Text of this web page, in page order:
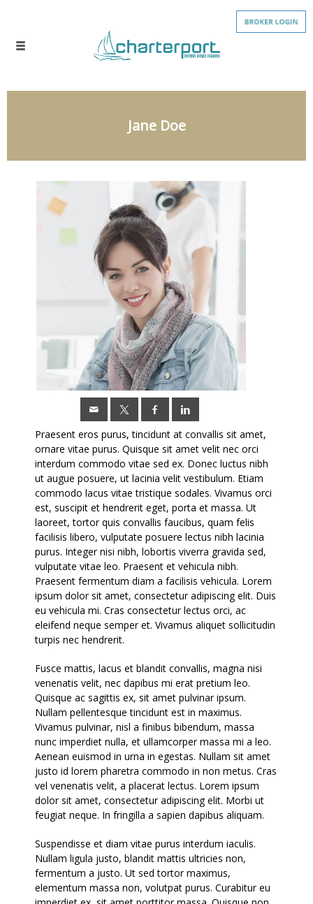
Jane Doe
Praesent eros purus, tincidunt at convallis sit amet,
ornare vitae purus. Quisque sit amet velit nec orci
interdum commodo vitae sed ex. Donec luctus nibh
ut augue posuere, ut lacinia velit vestibulum. Etiam
commodo lacus vitae tristique sodales. Vivamus orci
est, suscipit et hendrerit eget, porta et massa. Ut
laoreet, tortor quis convallis faucibus, quam felis
facilisis libero, vulputate posuere lectus nibh lacinia
purus. Integer nisi nibh, lobortis viverra gravida sed,
vulputate vitae leo. Praesent et vehicula nibh.
Praesent fermentum diam a facilisis vehicula. Lorem
ipsum dolor sit amet, consectetur adipiscing elit. Duis
eu vehicula mi. Cras consectetur lectus orci, ac
eleifend neque semper et. Vivamus aliquet sollicitudin
turpis nec hendrerit.
Fusce mattis, lacus et blandit convallis, magna nisi
venenatis velit, nec dapibus mi erat pretium leo.
Quisque ac sagittis ex, sit amet pulvinar ipsum.
Nullam pellentesque tincidunt est in maximus.
Vivamus pulvinar, nisl a finibus bibendum, massa
nunc imperdiet nulla, et ullamcorper massa mi a leo.
Aenean euismod in urna in egestas. Nullam sit amet
justo id lorem pharetra commodo in non metus. Cras
vel venenatis velit, a placerat lectus. Lorem ipsum
dolor sit amet, consectetur adipiscing elit. Morbi ut
feugiat neque. In fringilla a sapien dapibus aliquam.
Suspendisse et diam vitae purus interdum iaculis.
Nullam ligula justo, blandit mattis ultricies non,
fermentum a justo. Ut sed tortor maximus,
elementum massa non, volutpat purus. Curabitur eu